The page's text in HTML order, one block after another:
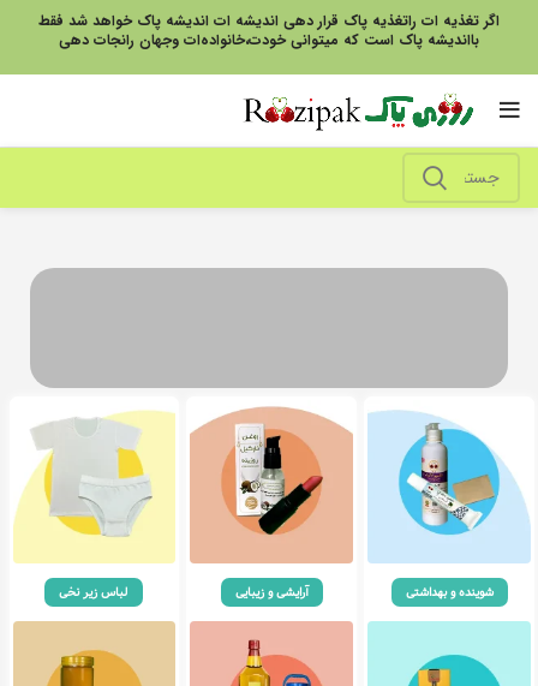
اگر تغذیه ات راتغذیه پاک قرار دهی اندیشه ات اندیشه پاک خواهد شد فقط
بااندیشه پاک است که میتوانی خودت،خانواده‌ات وجهان رانجات دهی
شوینده و بهداشتی آرایشی و زیبایی لباس زیر نخی